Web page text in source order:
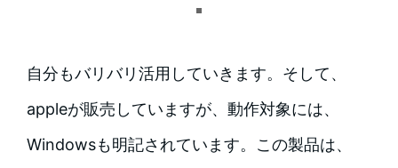
自分もバリバリ活用していきます。そして、
appleが販売していますが、動作対象には、
Windowsも明記されています。この製品は、